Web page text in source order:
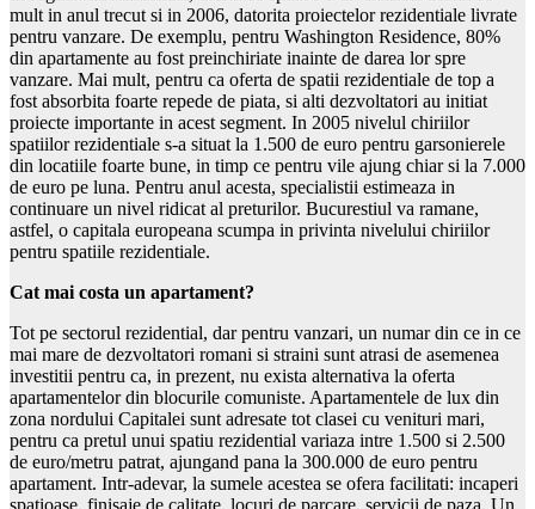
mult in anul trecut si in 2006, datorita proiectelor rezidentiale livrate
pentru vanzare. De exemplu, pentru Washington Residence, 80%
din apartamente au fost preinchiriate inainte de darea lor spre
vanzare. Mai mult, pentru ca oferta de spatii rezidentiale de top a
fost absorbita foarte repede de piata, si alti dezvoltatori au initiat
proiecte importante in acest segment. In 2005 nivelul chiriilor
spatiilor rezidentiale s-a situat la 1.500 de euro pentru garsonierele
din locatiile foarte bune, in timp ce pentru vile ajung chiar si la 7.000
de euro pe luna. Pentru anul acesta, specialistii estimeaza in
continuare un nivel ridicat al preturilor. Bucurestiul va ramane,
astfel, o capitala europeana scumpa in privinta nivelului chiriilor
pentru spatiile rezidentiale.
Cat mai costa un apartament?
Tot pe sectorul rezidential, dar pentru vanzari, un numar din ce in ce
mai mare de dezvoltatori romani si straini sunt atrasi de asemenea
investitii pentru ca, in prezent, nu exista alternativa la oferta
apartamentelor din blocurile comuniste. Apartamentele de lux din
zona nordului Capitalei sunt adresate tot clasei cu venituri mari,
pentru ca pretul unui spatiu rezidential variaza intre 1.500 si 2.500
de euro/metru patrat, ajungand pana la 300.000 de euro pentru
apartament. Intr-adevar, la sumele acestea se ofera facilitati: incaperi
spatioase, finisaje de calitate, locuri de parcare, servicii de paza. Un